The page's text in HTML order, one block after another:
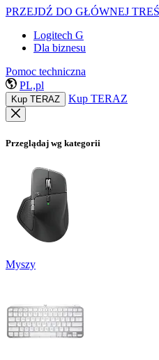
PRZEJDŹ DO GŁÓWNEJ
Logitech G
Dla biznesu
Pomoc techniczna
PL,pl
Kup TERAZ Kup TERAZ
Przeglądaj wg kategorii
Myszy